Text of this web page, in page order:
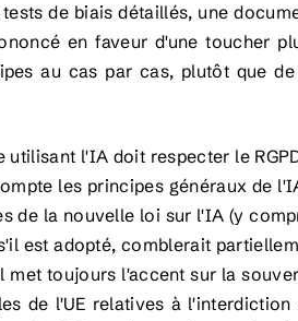
de biais détaillés, une
en faveur d'unetoucher
au cas par cas, plutôt que
l'IA doit respecter le
les principes généraux de
de la nouvelle loi sur l'IA (y
est adopté, comblerait
toujours l'accent sur la
de l'UE relatives à